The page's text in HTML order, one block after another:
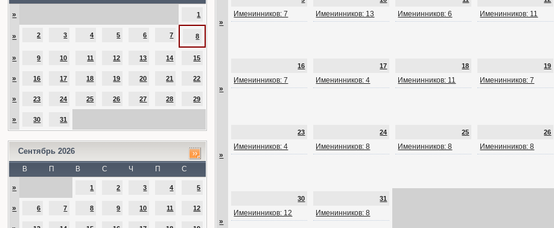
» 1
» 2 3 4 5 6 7 8
» 9 10 11 12 13 14 15
» 16 17 18 19 20 21 22
» 23 24 25 26 27 28 29
» 30 31
Сентябрь 2026
В П В С Ч П С
» 1 2 3 4 5
» 6 7 8 9 10 11 12
»
Именинников: 7 Именинников: 13 Именинников: 6 Именинников: 11
»
16
Именинников: 7
17
Именинников: 4
18
Именинников: 11
19
Именинников: 7
»
23
Именинников: 4
24
Именинников: 8
25
Именинников: 8
26
Именинников: 8
»
30
Именинников: 12
31
Именинников: 8